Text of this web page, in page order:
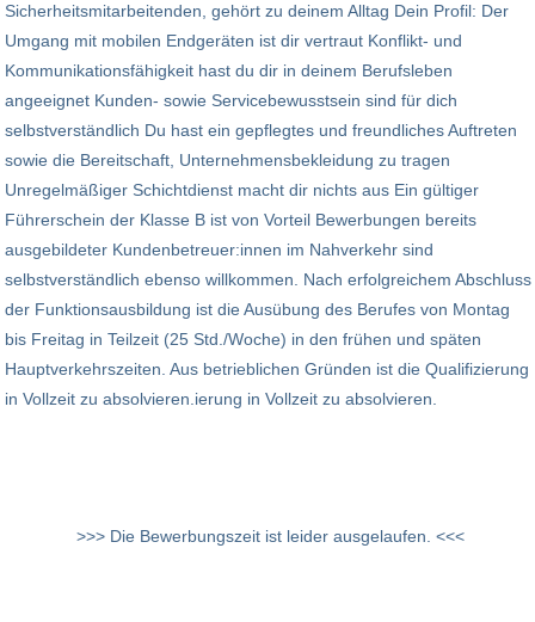
Sicherheitsmitarbeitenden, gehört zu deinem Alltag Dein Profil: Der
Umgang mit mobilen Endgeräten ist dir vertraut Konflikt- und
Kommunikationsfähigkeit hast du dir in deinem Berufsleben
angeeignet Kunden- sowie Servicebewusstsein sind für dich
selbstverständlich Du hast ein gepflegtes und freundliches Auftreten
sowie die Bereitschaft, Unternehmensbekleidung zu tragen
Unregelmäßiger Schichtdienst macht dir nichts aus Ein gültiger
Führerschein der Klasse B ist von Vorteil Bewerbungen bereits
ausgebildeter Kundenbetreuer:innen im Nahverkehr sind
selbstverständlich ebenso willkommen. Nach erfolgreichem Abschluss
der Funktionsausbildung ist die Ausübung des Berufes von Montag
bis Freitag in Teilzeit (25 Std./Woche) in den frühen und späten
Hauptverkehrszeiten. Aus betrieblichen Gründen ist die Qualifizierung
in Vollzeit zu absolvieren.ierung in Vollzeit zu absolvieren.
>>> Die Bewerbungszeit ist leider ausgelaufen. <<<